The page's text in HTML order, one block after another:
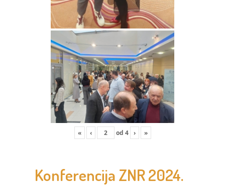
« ‹ od 4 › »
Konferencija ZNR 2024.